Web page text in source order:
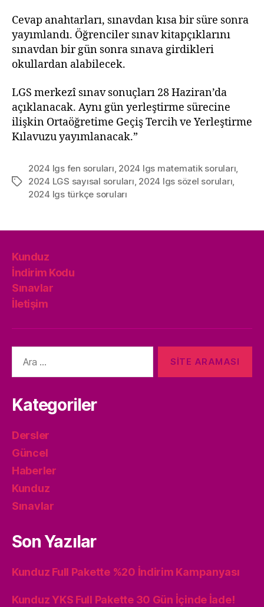
Cevap anahtarları, sınavdan kısa bir süre sonra
yayımlandı. Öğrenciler sınav kitapçıklarını
sınavdan bir gün sonra sınava girdikleri
okullardan alabilecek.
LGS merkezî sınav sonuçları 28 Haziran’da
açıklanacak. Aynı gün yerleştirme sürecine
ilişkin Ortaöğretime Geçiş Tercih ve Yerleştirme
Kılavuzu yayımlanacak.”
Etiketler
2024 lgs fen soruları 2024 lgs matematik soruları
2024 LGS sayısal soruları 2024 lgs sözel soruları
2024 lgs türkçe soruları
Kunduz
İndirim Kodu
Sınavlar
İletişim
yap:
Kategoriler
Dersler
Güncel
Haberler
Kunduz
Sınavlar
Son Yazılar
Kunduz Full Pakette %20 İndirim Kampanyası
Kunduz YKS Full Pakette 30 Gün İçinde İade!